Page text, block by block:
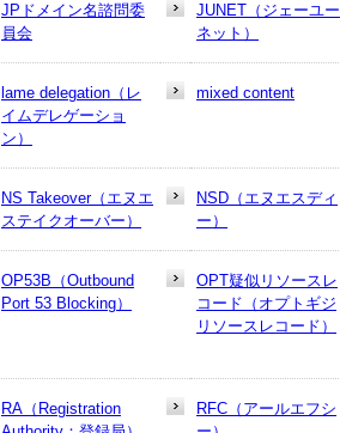
JPドメイン名諮問委
員会
JUNET（ジェーユー
ネット）
lame delegation（レ
イムデレゲーショ
ン）
mixed content
NS Takeover（エヌエ
ステイクオーバー）
NSD（エヌエスディ
ー）
OP53B（Outbound
Port 53 Blocking）
OPT疑似リソースレ
コード（オプトギジ
リソースレコード）
RA（Registration
RFC（アールエフシ